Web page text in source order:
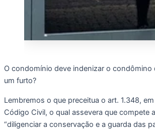
O condomínio deve indenizar o condômino
um furto?
Lembremos o que preceitua o art. 1.348,
Código Civil, o qual assevera que compete
“diligenciar a conservação e a guarda das